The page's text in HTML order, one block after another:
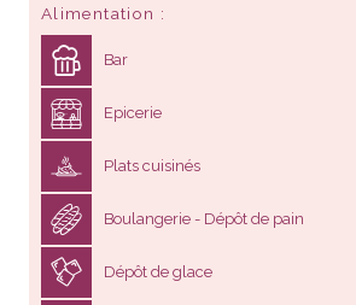
Alimentation
Bar
Epicerie
Plats cuisinés
Boulangerie - Dépôt de pain
Dépôt de glace